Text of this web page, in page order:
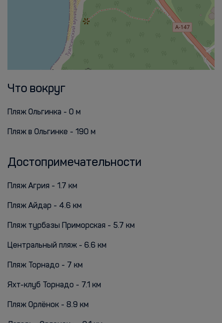
Что вокруг
Пляж Ольгинка - 0 м
Пляж в Ольгинке - 190 м
Достопримечательности
Пляж Агрия - 1.7 км
Пляж Айдар - 4.6 км
Пляж турбазы Приморская - 5.7 км
Центральный пляж - 6.6 км
Пляж Торнадо - 7 км
Яхт-клуб Торнадо - 7.1 км
Пляж Орлёнок - 8.9 км